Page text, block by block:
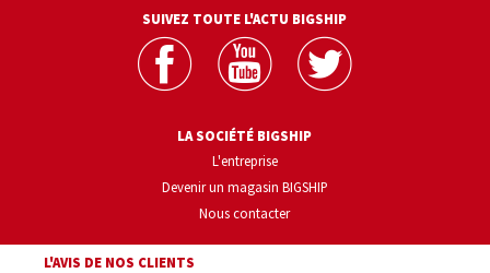
SUIVEZ TOUTE L'ACTU BIGSHIP
LA SOCIÉTÉ BIGSHIP
L'entreprise
Devenir un magasin BIGSHIP
Nous contacter
L'AVIS DE NOS CLIENTS